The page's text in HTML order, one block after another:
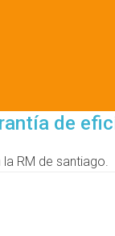
de
RM de santiago.